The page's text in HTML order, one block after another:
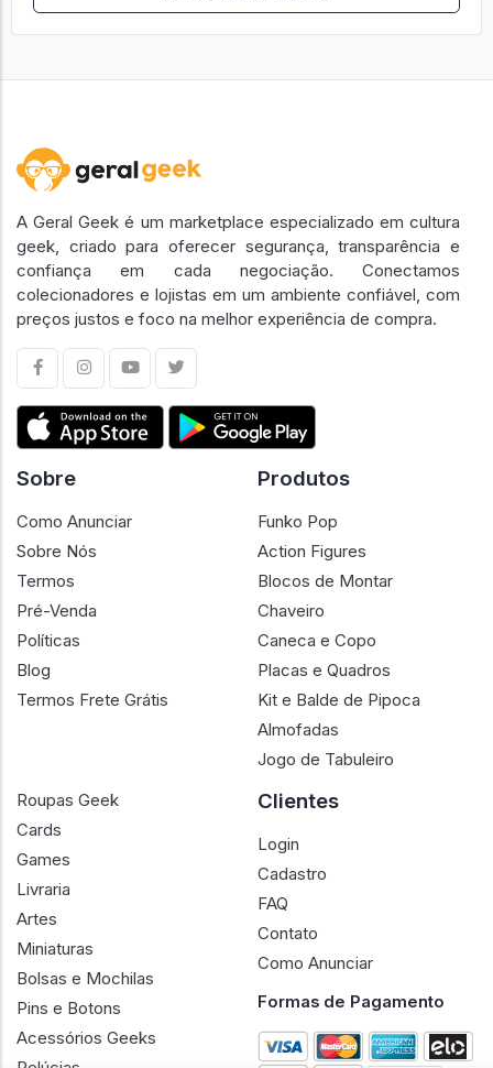
A Geral Geek é um marketplace especializado em cultura
geek, criado para oferecer segurança, transparência e
confiança em cada negociação. Conectamos
colecionadores e lojistas em um ambiente confiável, com
preços justos e foco na melhor experiência de compra.
Sobre
Como Anunciar
Sobre Nós
Termos
Pré-Venda
Políticas
Blog
Termos Frete Grátis
Produtos
Funko Pop
Action Figures
Blocos de Montar
Chaveiro
Caneca e Copo
Placas e Quadros
Kit e Balde de Pipoca
Almofadas
Jogo de Tabuleiro
Roupas Geek
Cards
Games
Livraria
Artes
Miniaturas
Bolsas e Mochilas
Pins e Botons
Acessórios Geeks
Clientes
Login
Cadastro
FAQ
Contato
Como Anunciar
Formas de Pagamento